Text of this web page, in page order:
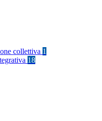
collettiva 1
18